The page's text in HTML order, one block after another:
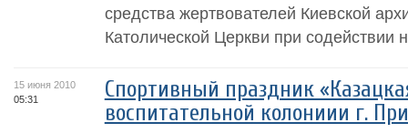
средства жертвователей Киевской
Католической Церкви при содействии
15 июня 2010
05:31
Спортивный праздник
воспитательной колониии г.